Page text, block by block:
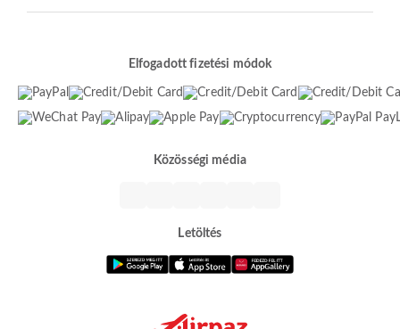
Elfogadott fizetési módok
Közösségi média
Letöltés